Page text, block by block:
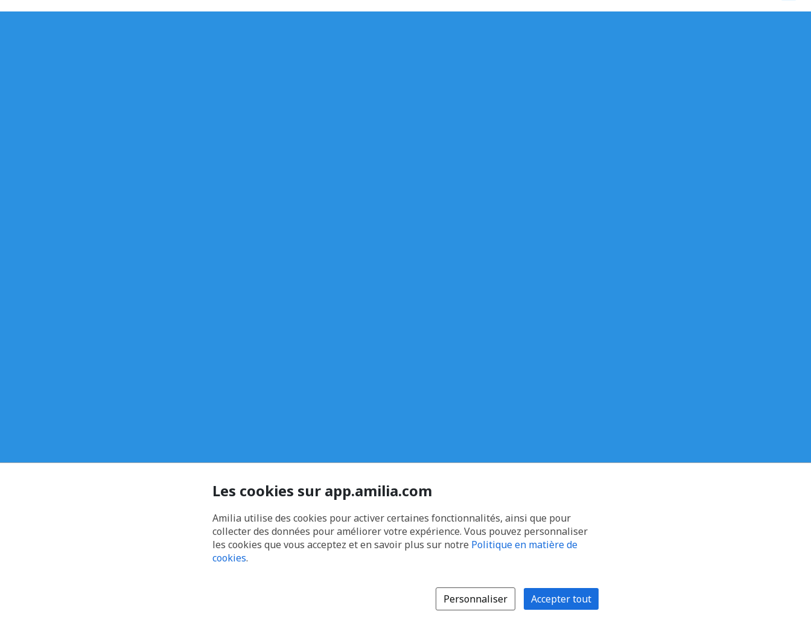
Les cookies sur app.amilia.com
Amilia utilise des cookies pour activer certaines fonctionnalités, ainsi que pour
collecter des données pour améliorer votre expérience. Vous pouvez personnaliser
les cookies que vous acceptez et en savoir plus sur notre Politique en matière de
cookies.
Personnaliser Accepter tout